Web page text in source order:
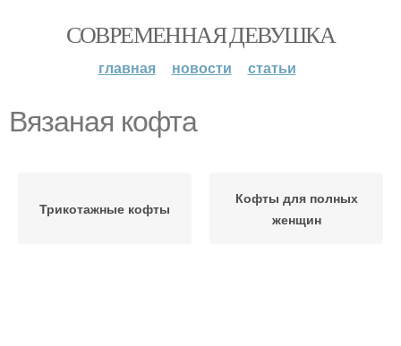
СОВРЕМЕННАЯ ДЕВУШКА
главная новости статьи
Вязаная кофта
Трикотажные кофты
Кофты для полных
женщин